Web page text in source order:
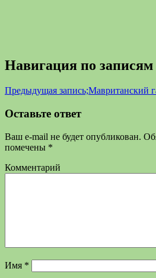
Навигация по записям
Предыдущая запись;Мавританский
Оставьте ответ
Ваш e-mail не будет опубликован.
помечены *
Комментарий
Имя *